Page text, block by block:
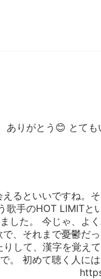
ありがとう😊 とて
るといいですね。
手のHOT LIMITと
した。 今じゃ、よく
、それまで憂鬱だ
して、漢字を覚え
。 初めて聴く人に